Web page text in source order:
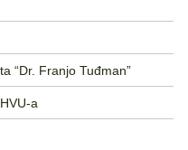
“Dr. Franjo Tuđman”
a